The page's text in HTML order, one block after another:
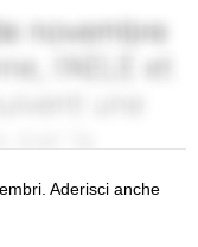
Aderisci anche